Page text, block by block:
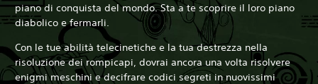
piano di conquista del mondo. Sta a te scoprire il loro piano
diabolico e fermarli.
Con le tue abilità telecinetiche e la tua destrezza nella
risoluzione dei rompicapi, dovrai ancora una volta risolvere
enigmi meschini e decifrare codici segreti in nuovissimi